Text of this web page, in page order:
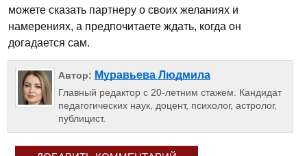
можете сказать партнеру о своих желаниях и
намерениях, а предпочитаете ждать, когда он
догадается сам.
Автор: Муравьева Людмила
Главный редактор с 20-летним стажем. Кандидат
педагогических наук, доцент, психолог, астролог,
публицист.